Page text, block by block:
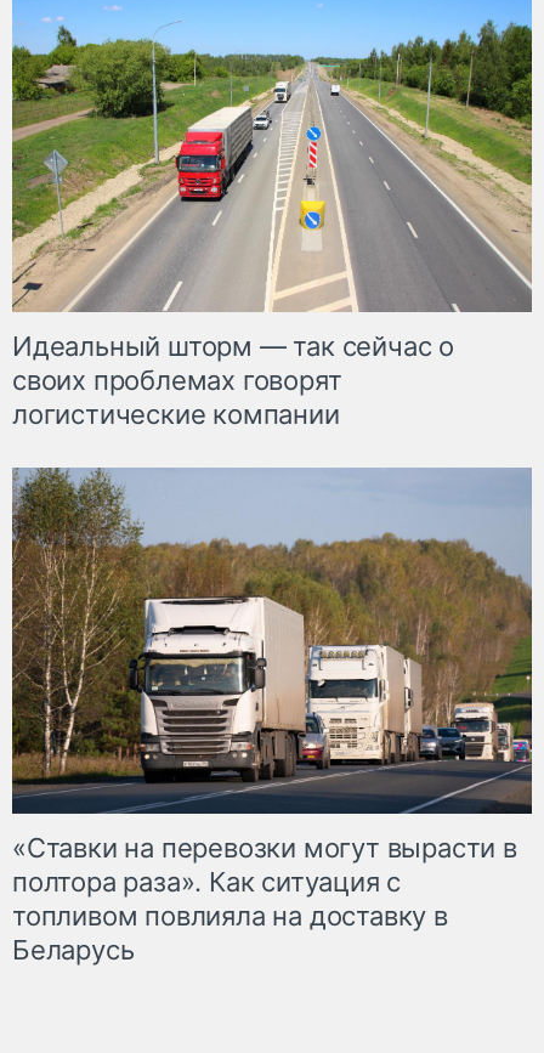
Идеальный шторм — так сейчас о
своих проблемах говорят
логистические компании
«Ставки на перевозки могут вырасти в
полтора раза». Как ситуация с
топливом повлияла на доставку в
Беларусь